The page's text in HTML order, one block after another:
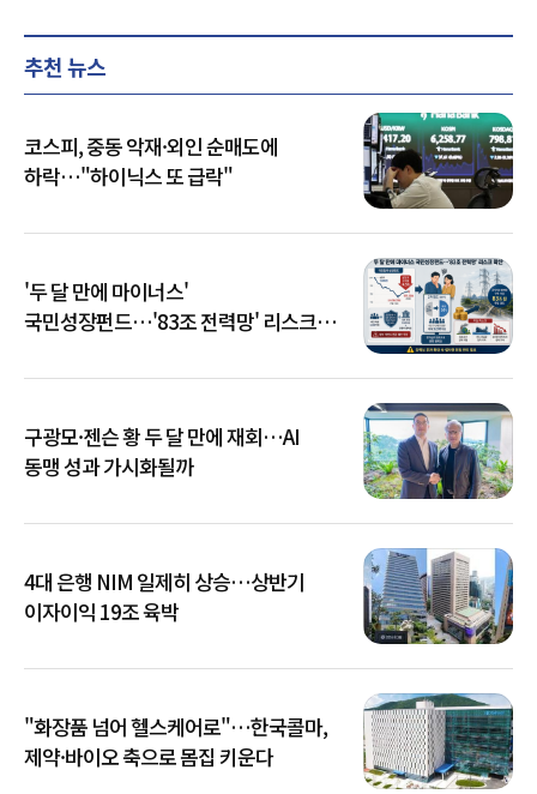
추천 뉴스
코스피, 중동 악재·외인 순매도에
하락…"하이닉스 또 급락"
'두 달 만에 마이너스'
국민성장펀드…'83조 전력망' 리스크
구광모·젠슨 황 두 달 만에 재회…AI
동맹 성과 가시화될까
4대 은행 NIM 일제히 상승…상반기
이자이익 19조 육박
"화장품 넘어 헬스케어로"…한국콜마,
제약·바이오 축으로 몸집 키운다